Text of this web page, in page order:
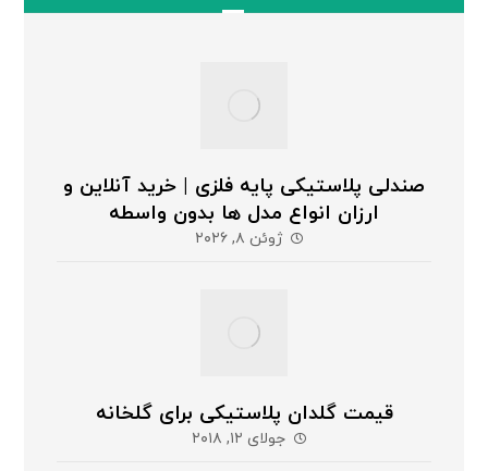
صندلی پلاستیکی پایه فلزی | خرید آنلاین و
ارزان انواع مدل ها بدون واسطه
ژوئن ۸, ۲۰۲۶
قیمت گلدان پلاستیکی برای گلخانه
جولای ۱۲, ۲۰۱۸